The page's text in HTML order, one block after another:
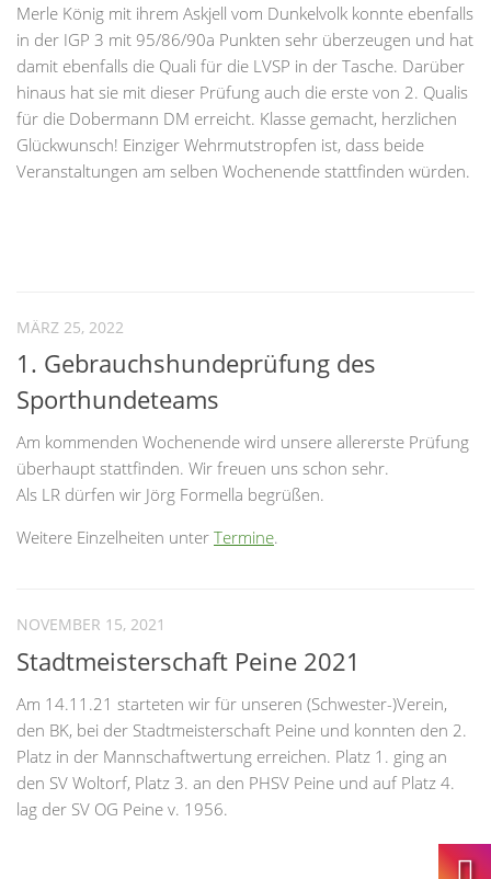
Merle König mit ihrem Askjell vom Dunkelvolk konnte ebenfalls
in der IGP 3 mit 95/86/90a Punkten sehr überzeugen und hat
damit ebenfalls die Quali für die LVSP in der Tasche. Darüber
hinaus hat sie mit dieser Prüfung auch die erste von 2. Qualis
für die Dobermann DM erreicht. Klasse gemacht, herzlichen
Glückwunsch! Einziger Wehrmutstropfen ist, dass beide
Veranstaltungen am selben Wochenende stattfinden würden.
MÄRZ 25, 2022
1. Gebrauchshundeprüfung des
Sporthundeteams
Am kommenden Wochenende wird unsere allererste Prüfung
überhaupt stattfinden. Wir freuen uns schon sehr.
Als LR dürfen wir Jörg Formella begrüßen.
Weitere Einzelheiten unter Termine.
NOVEMBER 15, 2021
Stadtmeisterschaft Peine 2021
Am 14.11.21 starteten wir für unseren (Schwester-)Verein,
den BK, bei der Stadtmeisterschaft Peine und konnten den 2.
Platz in der Mannschaftwertung erreichen. Platz 1. ging an
den SV Woltorf, Platz 3. an den PHSV Peine und auf Platz 4.
lag der SV OG Peine v. 1956.